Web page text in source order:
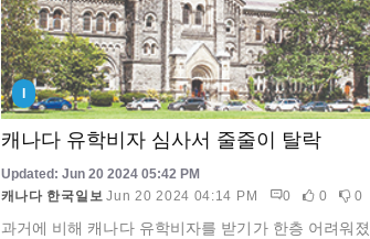
I
캐나다 유학비자 심사서 줄줄이 탈락
Updated: Jun 20 2024 05:42 PM
캐나다 한국일보 Jun 20 2024 04:14 PM 0 0 0
과거에 비해 캐나다 유학비자를 받기가 한층 어려워졌